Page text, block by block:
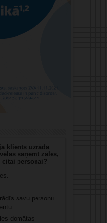
klients uzrāda
saņemt zāles,
citai personai?
savu personu
domātas